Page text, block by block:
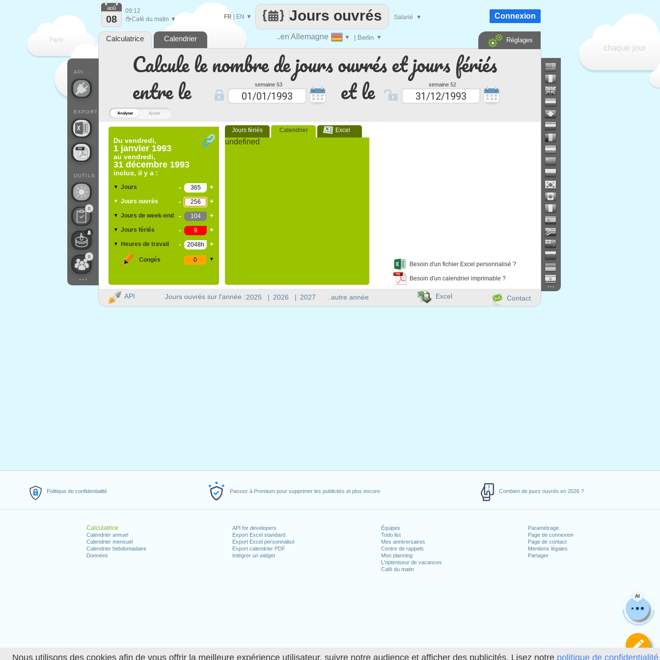
Nous utilisons des cookies afin de vous offrir la meilleure expérience utilisateur, suivre notre audience et afficher des publicités. Lisez notre politique de
Politique de confidentialité Passez à Premium pour supprimer les publicités et plus encore Combien de jours ouvrés en 2026 ?
Calculatrice
Calendrier annuel
Calendrier mensuel
Calendrier hebdomadaire
Données
API for developers
Export Excel standard
Export Excel personnalisé
Export calendrier PDF
Intégrer un widget
Équipes
Todo list
Mes anniversaires
Centre de rappels
Mon planning
L'optimiseur de vacances
Café du matin
Paramétrage
Page de connexion
Page de contact
Mentions légales
Partager
Analyser Ajouter
Calcule le nombre de jours ouvrés et jours fériés
entre le
semaine 53 et le semaine 52
Du vendredi,
1 janvier 1993
au vendredi,
31 décembre 1993
inclus, il y a :
▼ Jours - +
▼ Jours ouvrés - +
▼ Jours de week-end - +
▼ Jours fériés - +
▼ Heures de travail - +
Congés ▼
Jours fériés Calendrier Excel
undefined
Besoin d'un fichier Excel personnalisé ?
Besoin d'un calendrier imprimable ?
AI
Faire
chaque jour
..en Allemagne ▼ | Berlin ▼
Jours ouvrés
FR| EN ▼ Salarié ▼
API
EXPORT
OUTILS
0
0
...
aoû
08
09:12
☕Café du matin ▼ Connexion
Calculatrice Calendrier Réglages
Jours ouvrés sur l'année :2025 | 2026 | 2027 ..autre année
...
API Contact
Excel